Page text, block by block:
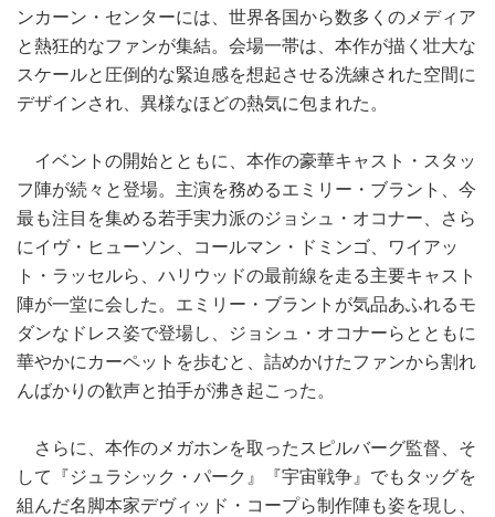
ンカーン・センターには、世界各国から数多くのメディア
と熱狂的なファンが集結。会場一帯は、本作が描く壮大な
スケールと圧倒的な緊迫感を想起させる洗練された空間に
デザインされ、異様なほどの熱気に包まれた。
イベントの開始とともに、本作の豪華キャスト・スタッ
フ陣が続々と登場。主演を務めるエミリー・ブラント、今
最も注目を集める若手実力派のジョシュ・オコナー、さら
にイヴ・ヒューソン、コールマン・ドミンゴ、ワイアッ
ト・ラッセルら、ハリウッドの最前線を走る主要キャスト
陣が一堂に会した。エミリー・ブラントが気品あふれるモ
ダンなドレス姿で登場し、ジョシュ・オコナーらとともに
華やかにカーペットを歩むと、詰めかけたファンから割れ
んばかりの歓声と拍手が沸き起こった。
さらに、本作のメガホンを取ったスピルバーグ監督、そ
して『ジュラシック・パーク』『宇宙戦争』でもタッグを
組んだ名脚本家デヴィッド・コープら制作陣も姿を現し、